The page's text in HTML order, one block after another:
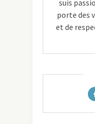
suis
porte des
et de